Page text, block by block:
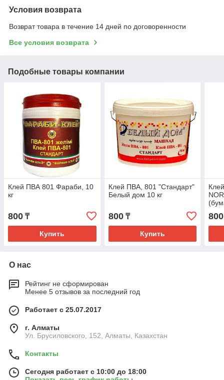
Условия возврата
Возврат товара в течение 14 дней по договоренности
Все условия возврата
Подобные товары компании
Клей ПВА 801 Фараби, 10
кг
800 ₸
Купить
Клей ПВА, 801 "Стандарт"
Белый дом 10 кг
800₸
Купить
800
О нас
Рейтинг не сформирован
Менее 5 отзывов за последний год
Работает с 25.07.2017
г. Алматы
Ул. Брусиловского, 152, Алматы, Казахстан
Контакты
Сегодня работает с 10:00 до 18:00